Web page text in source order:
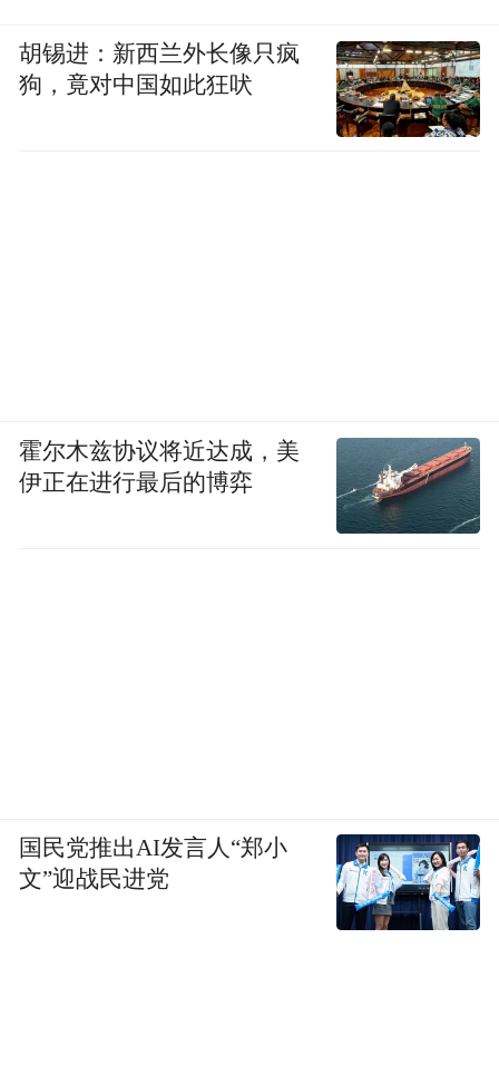
胡锡进：新西兰外长像只疯
狗，竟对中国如此狂吠
霍尔木兹协议将近达成，美
伊正在进行最后的博弈
国民党推出AI发言人“郑小
文”迎战民进党